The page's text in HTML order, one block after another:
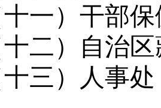
十一）干部
十二）自治
十三）人事